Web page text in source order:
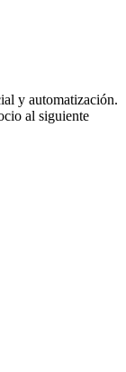
y automatización.
al siguiente